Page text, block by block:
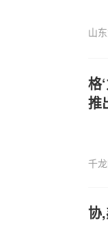
山
格
推
千
协